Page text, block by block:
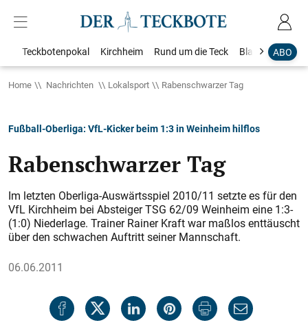
ABO
Teckbotenpokal Kirchheim Rund um die Teck Blaulicht
Home Nachrichten Lokalsport Rabenschwarzer Tag
Fußball-Oberliga: VfL-Kicker beim 1:3 in Weinheim hilflos
Rabenschwarzer Tag
Im letzten Oberliga-Auswärtsspiel 2010/11 setzte es für den
VfL Kirchheim bei Absteiger TSG 62/09 Weinheim eine 1:3-
(1:0) Niederlage. Trainer Rainer Kraft war maßlos enttäuscht
über den schwachen Auftritt seiner Mannschaft.
06.06.2011